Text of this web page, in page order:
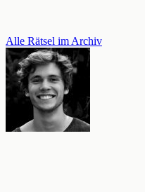
Alle Rätsel im Archiv